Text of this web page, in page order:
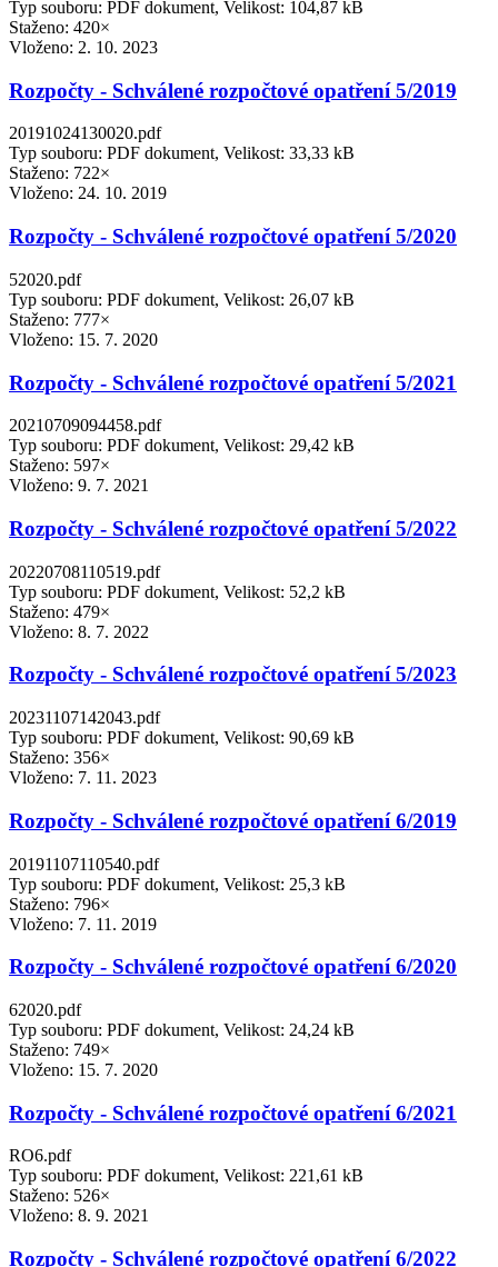
Typ souboru: PDF dokument, Velikost: 104,87 kB
Staženo: 420×
Vloženo: 2. 10. 2023
Rozpočty - Schválené rozpočtové opatření 5/2019
20191024130020.pdf
Typ souboru: PDF dokument, Velikost: 33,33 kB
Staženo: 722×
Vloženo: 24. 10. 2019
Rozpočty - Schválené rozpočtové opatření 5/2020
52020.pdf
Typ souboru: PDF dokument, Velikost: 26,07 kB
Staženo: 777×
Vloženo: 15. 7. 2020
Rozpočty - Schválené rozpočtové opatření 5/2021
20210709094458.pdf
Typ souboru: PDF dokument, Velikost: 29,42 kB
Staženo: 597×
Vloženo: 9. 7. 2021
Rozpočty - Schválené rozpočtové opatření 5/2022
20220708110519.pdf
Typ souboru: PDF dokument, Velikost: 52,2 kB
Staženo: 479×
Vloženo: 8. 7. 2022
Rozpočty - Schválené rozpočtové opatření 5/2023
20231107142043.pdf
Typ souboru: PDF dokument, Velikost: 90,69 kB
Staženo: 356×
Vloženo: 7. 11. 2023
Rozpočty - Schválené rozpočtové opatření 6/2019
20191107110540.pdf
Typ souboru: PDF dokument, Velikost: 25,3 kB
Staženo: 796×
Vloženo: 7. 11. 2019
Rozpočty - Schválené rozpočtové opatření 6/2020
62020.pdf
Typ souboru: PDF dokument, Velikost: 24,24 kB
Staženo: 749×
Vloženo: 15. 7. 2020
Rozpočty - Schválené rozpočtové opatření 6/2021
RO6.pdf
Typ souboru: PDF dokument, Velikost: 221,61 kB
Staženo: 526×
Vloženo: 8. 9. 2021
Rozpočty - Schválené rozpočtové opatření 6/2022